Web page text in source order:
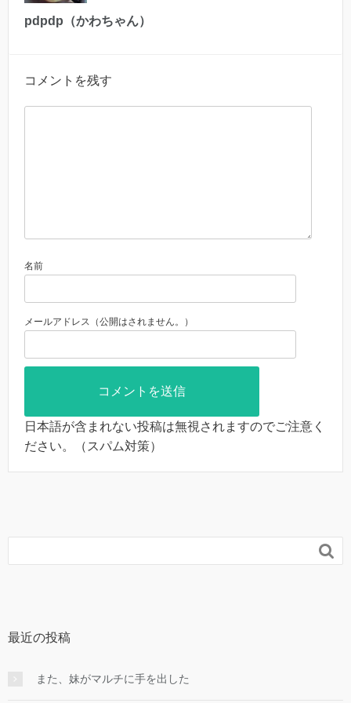
pdpdp（かわちゃん）
コメントを残す
名前
メールアドレス（公開はされません。）
日本語が含まれない投稿は無視されますのでご注意く
ださい。（スパム対策）

最近の投稿
また、妹がマルチに手を出した